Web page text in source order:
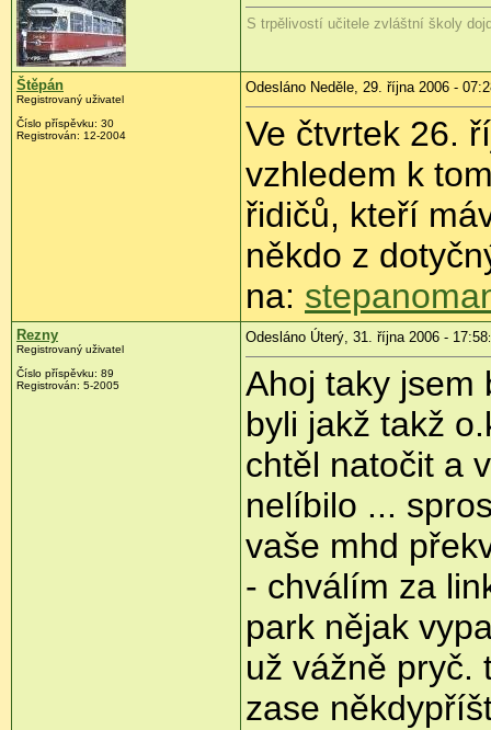
S trpělivostí učitele zvláštní školy
Štěpán
Registrovaný uživatel
Číslo příspěvku: 30
Registrován: 12-2004
Odesláno Neděle, 29. října 2006 -
Ve čtvrtek 26.
vzhledem k
řidičů, kteří
někdo z
na:
Rezny
Registrovaný uživatel
Číslo příspěvku: 89
Registrován: 5-2005
Odesláno Úterý, 31. října 2006 - 17:58
Ahoj taky jsem
byli jakž takž
chtěl natočit a
nelíbilo ...
vaše mhd
- chválím za
park nějak
už vážně pryč.
zase